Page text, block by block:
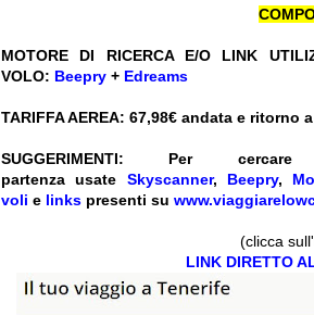
MOTORE DI RICERCA E/O LINK
VOLO: Beepry + Edreams
TARIFFA AEREA: 67,98€ andata e ritorno
SUGGERIMENTI: Per
partenza usate Skyscanner, Beepry,
voli e links presenti su
(clicca
LINK DIRETTO